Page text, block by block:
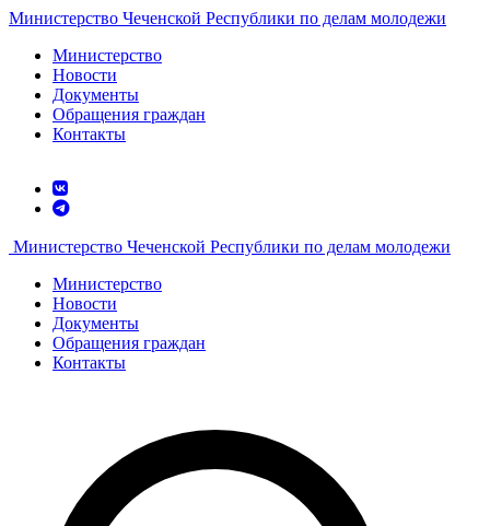
Министерство Чеченской Республики по делам молодежи
Министерство
Новости
Документы
Обращения граждан
Контакты
Министерство Чеченской Республики по делам молодежи
Министерство
Новости
Документы
Обращения граждан
Контакты